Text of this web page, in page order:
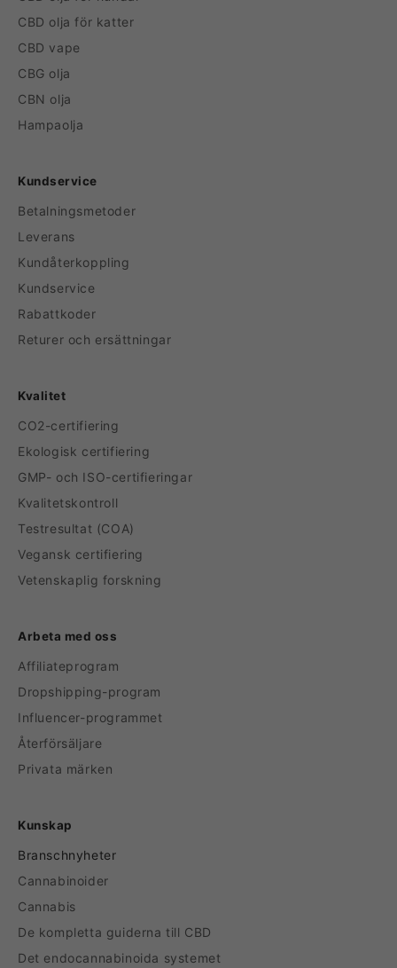
CBD olja för katter
CBD vape
CBG olja
CBN olja
Hampaolja
Kundservice
Betalningsmetoder
Leverans
Kundåterkoppling
Kundservice
Rabattkoder
Returer och ersättningar
Kvalitet
CO2-certifiering
Ekologisk certifiering
GMP- och ISO-certifieringar
Kvalitetskontroll
Testresultat (COA)
Vegansk certifiering
Vetenskaplig forskning
Arbeta med oss
Affiliateprogram
Dropshipping-program
Influencer-programmet
Återförsäljare
Privata märken
Kunskap
Branschnyheter
Cannabinoider
Cannabis
De kompletta guiderna till CBD
Det endocannabinoida systemet